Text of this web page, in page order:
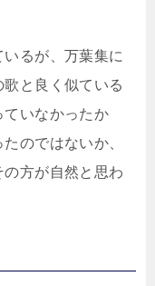
るが、万葉集に
と良く似ている
ていなかったか
のではないか、
方が自然と思わ